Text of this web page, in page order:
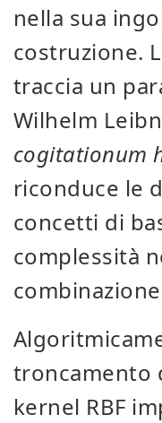
nella sua
costruzione.
traccia un
Wilhelm
cogitationum
riconduce le
concetti di
complessità
troncamento
kernel RBF